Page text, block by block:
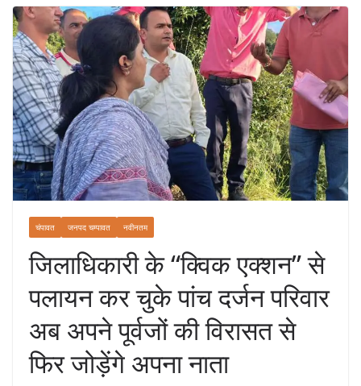
चंपावत जनपद चम्पावत नवीनतम
जिलाधिकारी के “क्विक एक्शन” से
पलायन कर चुके पांच दर्जन परिवार
अब अपने पूर्वजों की विरासत से
फिर जोड़ेंगे अपना नाता